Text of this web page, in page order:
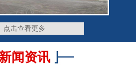
网架钢铰支座
点击查看更多
闻资讯